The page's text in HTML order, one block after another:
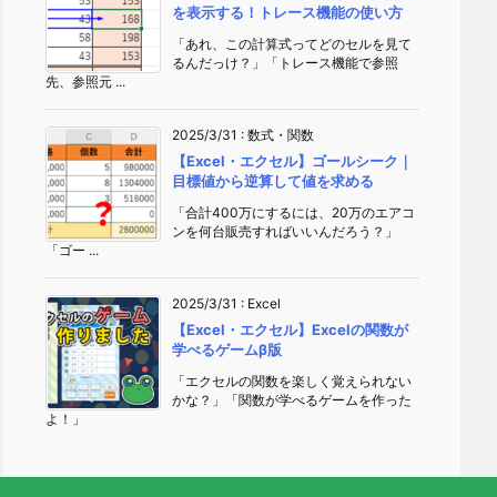
を表示する！トレース機能の使い方
「あれ、この計算式ってどのセルを見て
るんだっけ？」「トレース機能で参照
先、参照元 ...
2025/3/31 : 数式・関数
【Excel・エクセル】ゴールシーク｜
目標値から逆算して値を求める
「合計400万にするには、20万のエアコ
ンを何台販売すればいいんだろう？」
「ゴー ...
2025/3/31 : Excel
【Excel・エクセル】Excelの関数が
学べるゲームβ版
「エクセルの関数を楽しく覚えられない
かな？」「関数が学べるゲームを作った
よ！」